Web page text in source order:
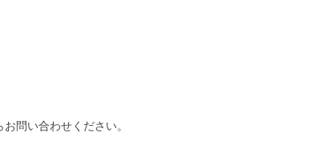
問い合わせください。